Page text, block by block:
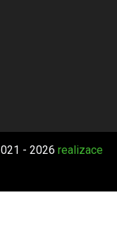
- 2026 realizace